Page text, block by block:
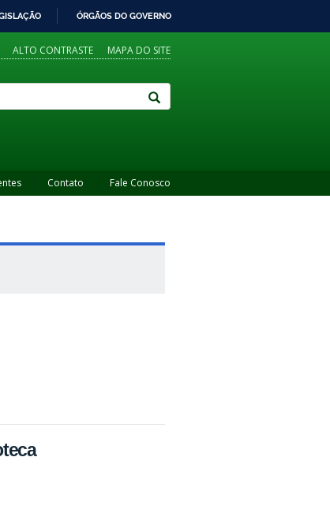
ÓRGÃOS DO GOVERNO
ALTO CONTRASTE MAPA DO SITE
Contato Fale Conosco